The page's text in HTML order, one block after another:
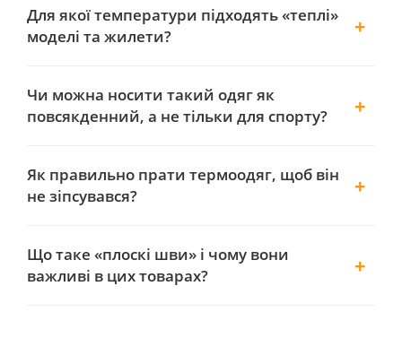
Для якої температури підходять «теплі»
моделі та жилети?
Чи можна носити такий одяг як
повсякденний, а не тільки для спорту?
Як правильно прати термоодяг, щоб він
не зіпсувався?
Що таке «плоскі шви» і чому вони
важливі в цих товарах?